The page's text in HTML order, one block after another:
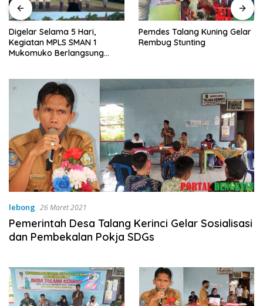
Digelar Selama 5 Hari,
Kegiatan MPLS SMAN 1
Mukomuko Berlangsung
Pemdes Talang Kuning Gelar
Rembug Stunting
lebong 26 Maret 2021
Pemerintah Desa Talang Kerinci Gelar Sosialisasi
dan Pembekalan Pokja SDGs